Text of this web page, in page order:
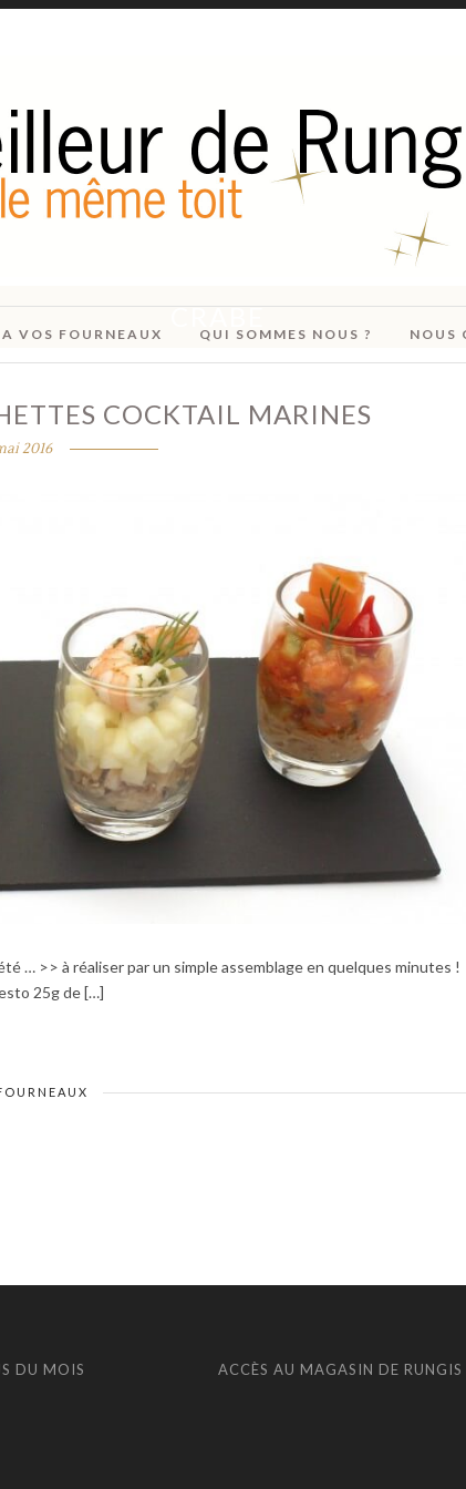
A VOS FOURNEAUX QUI SOMMES NOUS ? NOUS
CRABE
COCKTAIL MARINES
2016
… >> à réaliser par un simple assemblage en quelques minutes !
25g de […]
DU MOIS ACCÈS AU MAGASIN DE RUNGIS